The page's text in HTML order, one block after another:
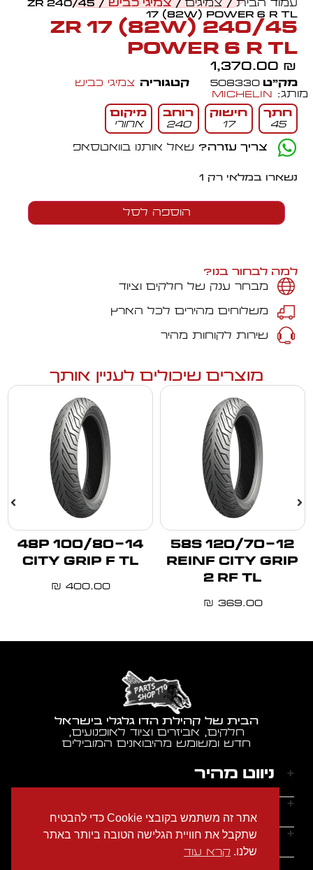
עמוד הבית/ צמיגים / צמיגי כביש
/ 240/45 ZR
17 (82W) POWER 6 R TL
240/45 ZR 17 (82W)
POWER 6 R TL
1,370.00 ₪
מק״ט508330 קטגוריה צמיגי כביש
מותג: Michelin
חתך
45
חישוק
17
רוחב
240
מיקום
אחורי
צריך עזרה? שאל אותנו בוואטסאפ
נשארו במלאי רק 1
הוספה לסל
למה לבחור בנו?
מבחר ענק של חלקים וציוד
משלוחים מהירים לכל הארץ
שירות לקוחות מהיר
מוצרים שיכולים לעניין אותך
120/70-12 58S
REINF CITY GRIP
2 RF TL
369.00
₪
100/80-14 48P
CITY GRIP F TL
400.00
₪
הבית של קהילת הדו גלגלי בישראל
חלקים, אביזרים וציוד לאופנועים,
חדש ומשומש מהיבואנים המובילים
ניווט מהיר
דף הבית
אודותינו
הצהרת נגישות
מדיניות הפרטיות
ראשון - חמישי: 9:00-18:00
יצירת קשר
אתר זה משתמש בקובצי Cookie כדי להבטיח
שתקבל את חוויית הגלישה הטובה ביותר באתר
שלנו. קרא עוד